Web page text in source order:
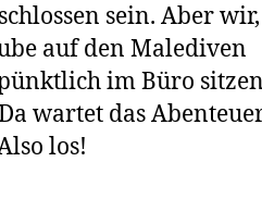
sein. Aber
auf den Malediven
im Büro
wartet das
los!